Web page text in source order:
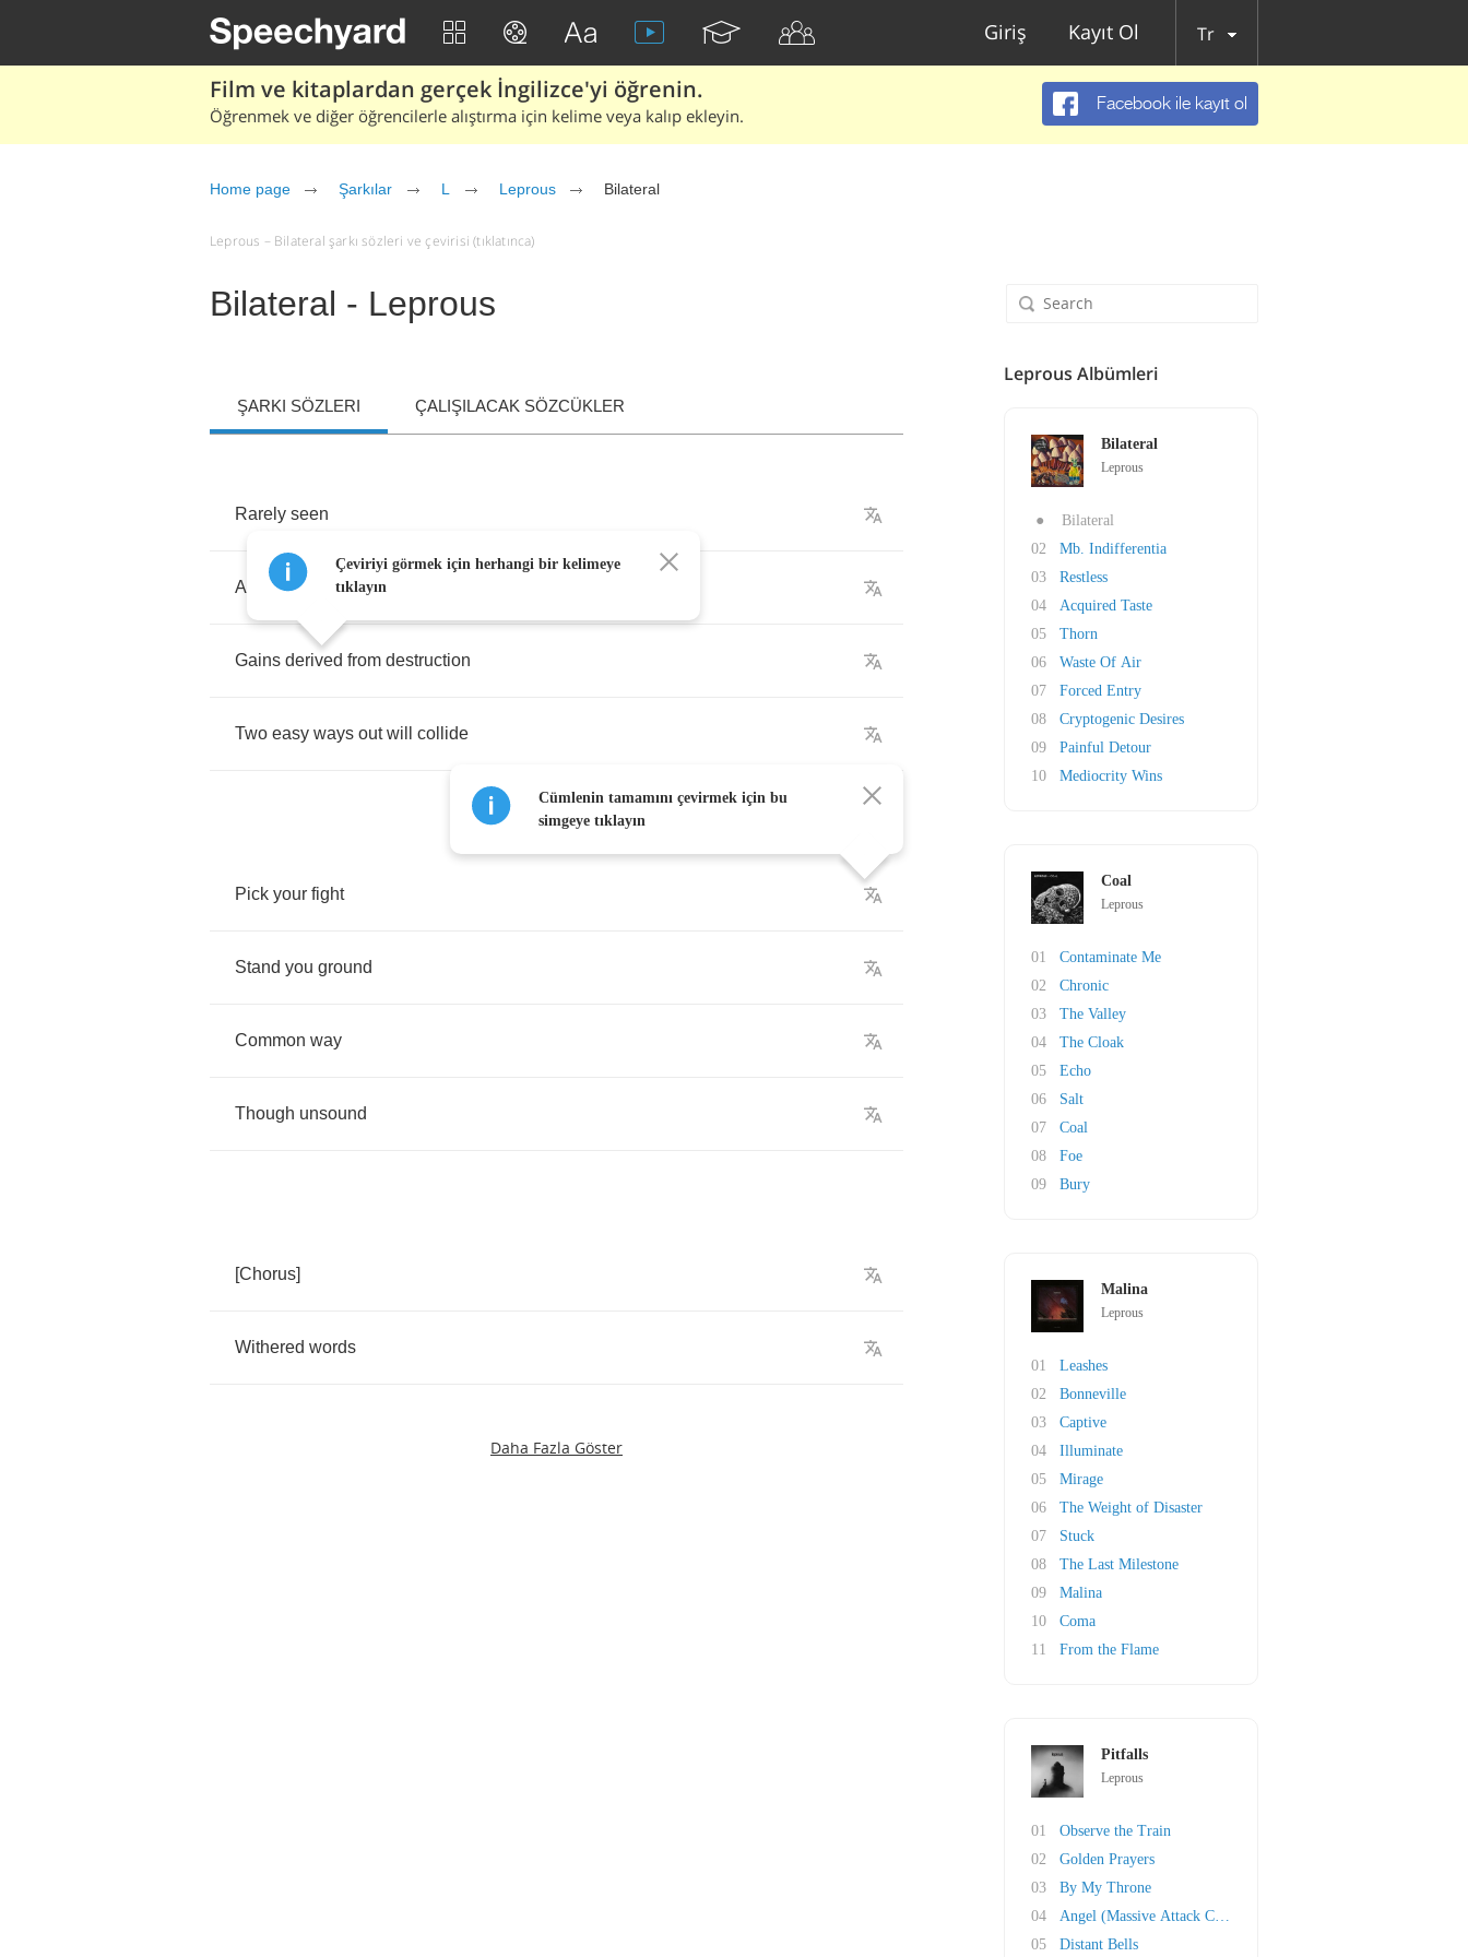
Giriş Kayıt Ol Tr
Film ve kitaplardan gerçek İngilizce'yi öğrenin.
Öğrenmek ve diğer öğrencilerle alıştırma için kelime veya kalıp ekleyin.
Facebook ile kayıt ol
Home page Şarkılar L Leprous Bilateral
Leprous – Bilateral şarkı sözleri ve çevirisi (tıklatınca)
Bilateral - Leprous
ŞARKI SÖZLERI ÇALIŞILACAK SÖZCÜKLER
Rarely seen
As result confidence
Gains derived from destruction
Two easy ways out will collide
Pick your fight
Stand you ground
Common way
Though unsound
[Chorus]
Withered words
Daha Fazla Göster
Çeviriyi görmek için herhangi bir kelimeye
tıklayın
Cümlenin tamamını çevirmek için bu
simgeye tıklayın
Leprous Albümleri
Bilateral
Leprous
●
Bilateral
02
Mb. Indifferentia
03
Restless
04
Acquired Taste
05
Thorn
06
Waste Of Air
07
Forced Entry
08
Cryptogenic Desires
09
Painful Detour
10
Mediocrity Wins
Coal
Leprous
01
Contaminate Me
02
Chronic
03
The Valley
04
The Cloak
05
Echo
06
Salt
07
Coal
08
Foe
09
Bury
Malina
Leprous
01
Leashes
02
Bonneville
03
Captive
04
Illuminate
05
Mirage
06
The Weight of Disaster
07
Stuck
08
The Last Milestone
09
Malina
10
Coma
11
From the Flame
Pitfalls
Leprous
01
Observe the Train
02
Golden Prayers
03
By My Throne
04
Angel (Massive Attack Cover)
05
Distant Bells